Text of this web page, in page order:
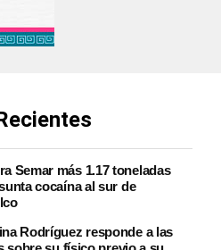
Semar más 1.17 toneladas
cocaína al sur de
Rodríguez responde a las